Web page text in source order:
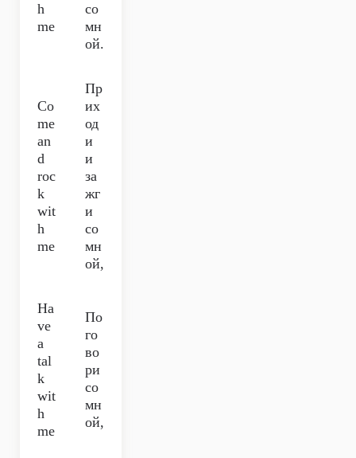
h
me
со
мн
ой.
Co
me
an
d
roc
k
wit
h
me
Пр
их
од
и
и
за
жг
и
со
мн
ой,
Ha
ve
a
tal
k
wit
h
me
По
го
во
ри
со
мн
ой,